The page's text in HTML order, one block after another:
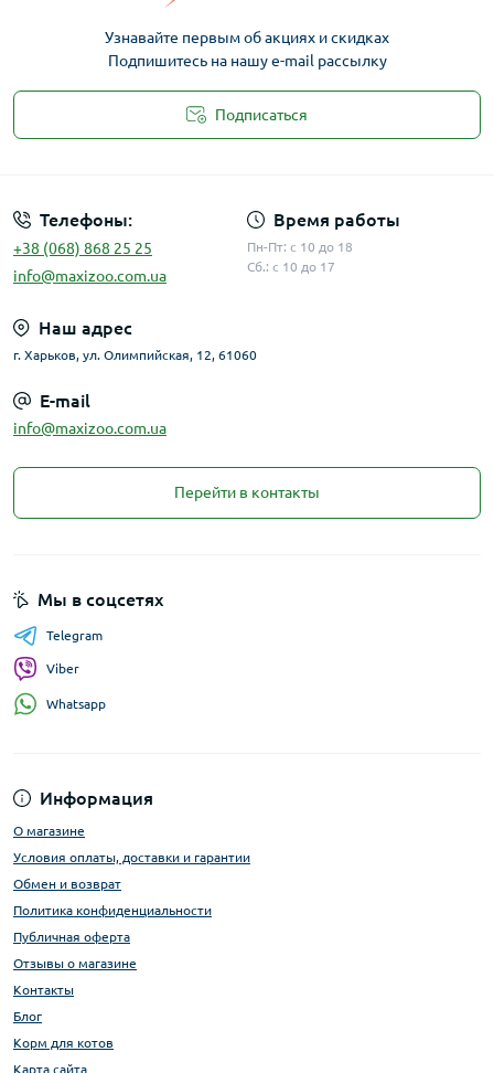
Узнавайте первым об акциях и скидках
Подпишитесь на нашу e-mail рассылку
Подписаться
Телефоны:
+38 (068) 868 25 25
info@maxizoo.com.ua
Время работы
Пн-Пт: с 10 до 18
Сб.: с 10 до 17
Наш адрес
г. Харьков, ул. Олимпийская, 12, 61060
E-mail
info@maxizoo.com.ua
Перейти в контакты
Информация
О магазине
Условия оплаты, доставки и гарантии
Обмен и возврат
Политика конфиденциальности
Публичная оферта
Отзывы о магазине
Контакты
Блог
Корм для котов
Карта сайта
Мы в соцсетях
Telegram
Viber
Whatsapp